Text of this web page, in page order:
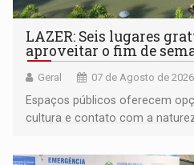
LAZER: Seis lugares
aproveitar o fim de
Geral 07 de Agosto de
Espaços públicos oferecem
cultura e contato com a